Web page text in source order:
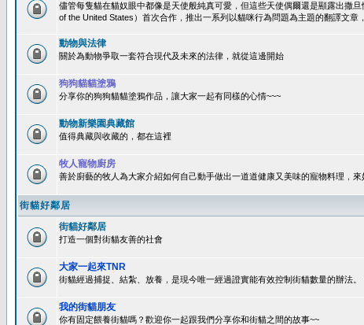
儘管每隻貓在貓奴眼中都像是天使般純真可愛，但這些天使偶爾還是顯露出撒
of the United States）首次合作，推出一系列以貓咪行為問題為主題的翻譯文章
動物與法律
關於為動物爭取一套符合現代及未來的法律，就從這邊開始
狗狗貓貓塗鴉
分享你的狗狗貓貓塗鴉作品，讓大家一起有同樣的心情~~~
動物新樂園典藏館
值得典藏與收藏的，都在這裡
牧人寵物廚房
善於廚藝的牧人為大家介紹如何自己動手做出一道道健康又美味的寵物料理，
街貓好鄰居
街貓好鄰居
打造一個對街貓友善的社會
大家一起來TNR
街貓經過捕捉、結紮、放養，是現今唯一經過證實能有效控制街貓數量的辦法
我的街貓朋友
你有固定餵養街貓嗎？歡迎你一起跟我們分享你和街貓之間的故事~~